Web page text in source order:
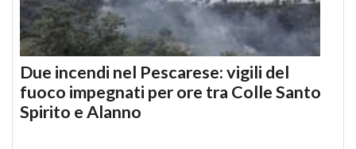
Due incendi nel Pescarese: vigili del
fuoco impegnati per ore tra Colle Santo
Spirito e Alanno